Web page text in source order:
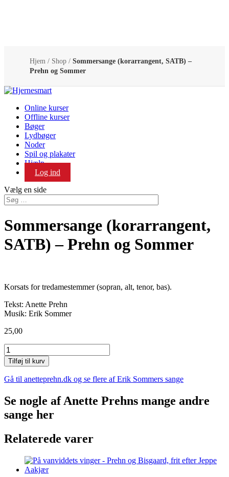
Hjem / Shop / Sommersange (korarrangent, SATB) –
Prehn og Sommer
Online kurser
Offline kurser
Bøger
Lydbøger
Noder
Spil og plakater
Hjælp
Log ind
Vælg en side
Sommersange (korarrangent,
SATB) – Prehn og Sommer
Korsats for tredamestemmer (sopran, alt, tenor, bas).
Tekst: Anette Prehn
Musik: Erik Sommer
25,00
Sommersange
(korarrangent,
SATB)
-
Prehn
Sommer
antal
Tilføj til kurv
Gå til anetteprehn.dk og se flere af Erik Sommers sange
Se nogle af Anette Prehns mange andre
sange her
Relaterede varer